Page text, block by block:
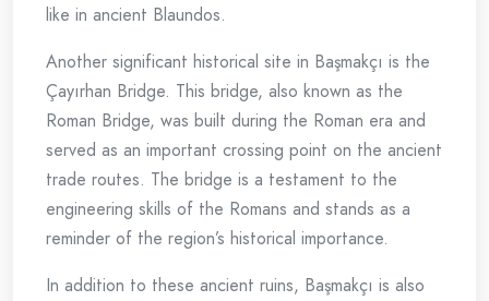
like in ancient Blaundos.
Another significant historical site in Başmakçı is the
Çayırhan Bridge. This bridge, also known as the
Roman Bridge, was built during the Roman era and
served as an important crossing point on the ancient
trade routes. The bridge is a testament to the
engineering skills of the Romans and stands as a
reminder of the region’s historical importance.
In addition to these ancient ruins, Başmakçı is also